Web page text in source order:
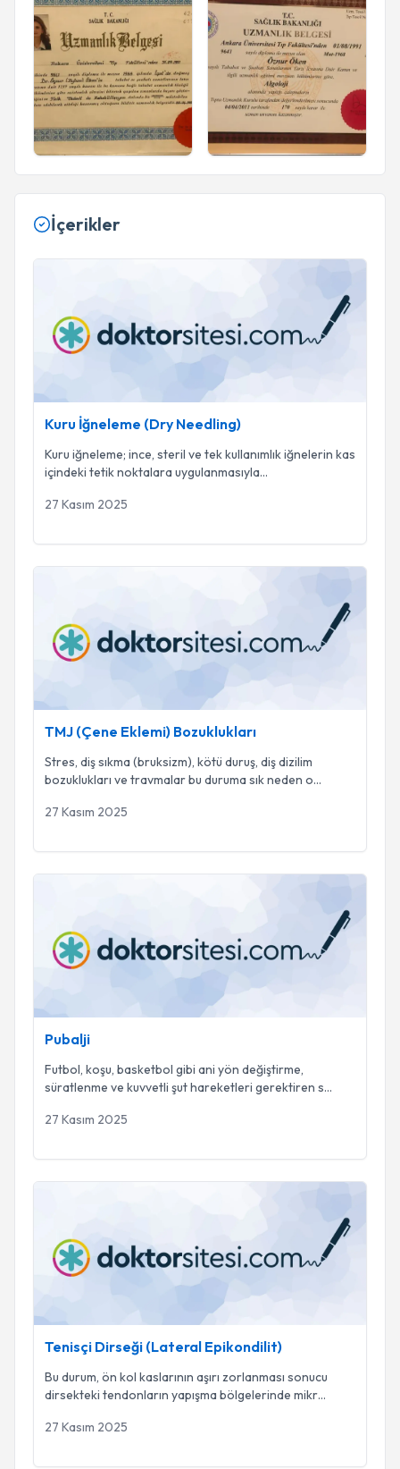
Ute, Subacute, And Post-COVID-19 Rehabilitation. T
Urk J Phys Med Rehabil. 2021 May 25;67(2):129-14
5. Doi: 10.5606/tftrd.2021.8821.
İçerikler
Kuru İğneleme (Dry Needling)
Kuru iğneleme; ince, steril ve tek kullanımlık iğnelerin kas
içindeki tetik noktalara uygulanmasıyla...
27 Kasım 2025
TMJ (Çene Eklemi) Bozuklukları
Stres, diş sıkma (bruksizm), kötü duruş, diş dizilim
bozuklukları ve travmalar bu duruma sık neden o...
27 Kasım 2025
Pubalji
Futbol, koşu, basketbol gibi ani yön değiştirme,
süratlenme ve kuvvetli şut hareketleri gerektiren s...
27 Kasım 2025
Tenisçi Dirseği (Lateral Epikondilit)
Bu durum, ön kol kaslarının aşırı zorlanması sonucu
dirsekteki tendonların yapışma bölgelerinde mikr...
27 Kasım 2025